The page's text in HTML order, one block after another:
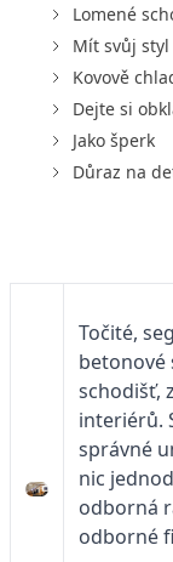
Lomené
Mít svůj styl
Kovově
Dejte si
Jako šperk
Důraz na
Točité,
betonové
schodišť,
interiérů.
správné
nic
odborná
odborné